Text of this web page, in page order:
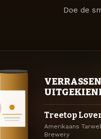
Doe de
Treetop
Amerikaans
Brewery